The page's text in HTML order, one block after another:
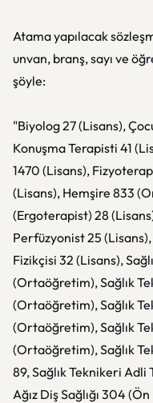
Atama yapılacak
unvan, branş, sayı ve
şöyle:
"Biyolog 27 (Lisans),
Konuşma Terapisti 41
1470 (Lisans),
(Lisans), Hemşire 833
(Ergoterapist) 28
Perfüzyonist 25
Fizikçisi 32 (Lisans),
(Ortaöğretim), Sağlık
(Ortaöğretim), Sağlık
(Ortaöğretim), Sağlık
(Ortaöğretim), Sağlık
89, Sağlık Teknikeri Adli
Ağız Diş Sağlığı 304